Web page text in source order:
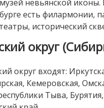
музей невьянской иконы.
есть филармонии,
исторический
округ
округ входят:
Кемеровская,
Тыва,